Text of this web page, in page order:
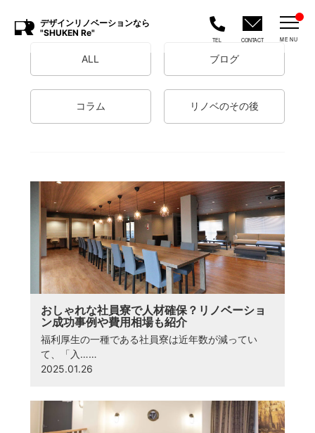
デザインリノベーションなら
"SHUKEN Re"
TEL CONTACT MENU
ALL ブログ
コラム リノベのその後
おしゃれな社員寮で人材確保？リノベーショ
ン成功事例や費用相場も紹介
福利厚生の一種である社員寮は近年数が減ってい
て、「入……
2025.01.26